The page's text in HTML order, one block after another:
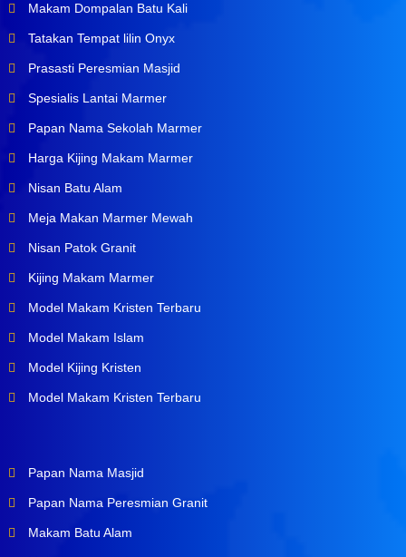
Makam Dompalan Batu Kali
Tatakan Tempat lilin Onyx
Prasasti Peresmian Masjid
Spesialis Lantai Marmer
Papan Nama Sekolah Marmer
Harga Kijing Makam Marmer
Nisan Batu Alam
Meja Makan Marmer Mewah
Nisan Patok Granit
Kijing Makam Marmer
Model Makam Kristen Terbaru
Model Makam Islam
Model Kijing Kristen
Model Makam Kristen Terbaru
Papan Nama Masjid
Papan Nama Peresmian Granit
Makam Batu Alam